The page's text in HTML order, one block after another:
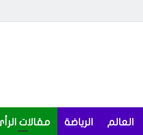
العالم الرياضة مقالات